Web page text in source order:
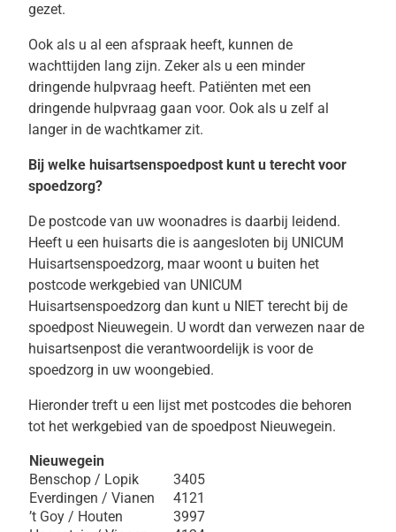
gezet.
Ook als u al een afspraak heeft, kunnen de
wachttijden lang zijn. Zeker als u een minder
dringende hulpvraag heeft. Patiënten met een
dringende hulpvraag gaan voor. Ook als u zelf al
langer in de wachtkamer zit.
Bij welke huisartsenspoedpost kunt u terecht voor
spoedzorg?
De postcode van uw woonadres is daarbij leidend.
Heeft u een huisarts die is aangesloten bij UNICUM
Huisartsenspoedzorg, maar woont u buiten het
postcode werkgebied van UNICUM
Huisartsenspoedzorg dan kunt u NIET terecht bij de
spoedpost Nieuwegein. U wordt dan verwezen naar de
huisartsenpost die verantwoordelijk is voor de
spoedzorg in uw woongebied.
Hieronder treft u een lijst met postcodes die behoren
tot het werkgebied van de spoedpost Nieuwegein.
Nieuwegein
Benschop / Lopik
3405
Everdingen / Vianen
4121
’t Goy / Houten
3997